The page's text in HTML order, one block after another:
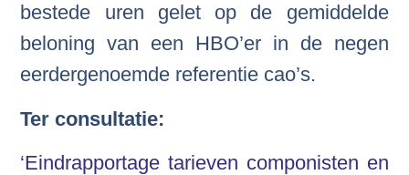
bestede uren gelet op de gemiddelde
beloning van een HBO’er in de negen
eerdergenoemde referentie cao’s.
Ter consultatie:
‘Eindrapportage tarieven componisten en